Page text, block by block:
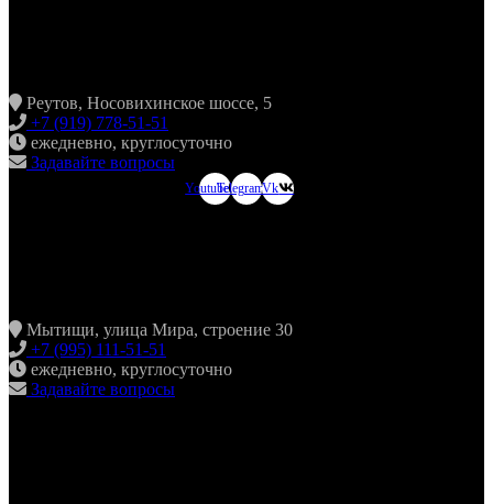
Реутов, Носовихинское шоссе, 5
+7 (919) 778-51-51
ежедневно, круглосуточно
Задавайте вопросы
YoutubeTelegramVk
Мытищи, улица Мира, строение 30
+7 (995) 111-51-51
ежедневно, круглосуточно
Задавайте вопросы